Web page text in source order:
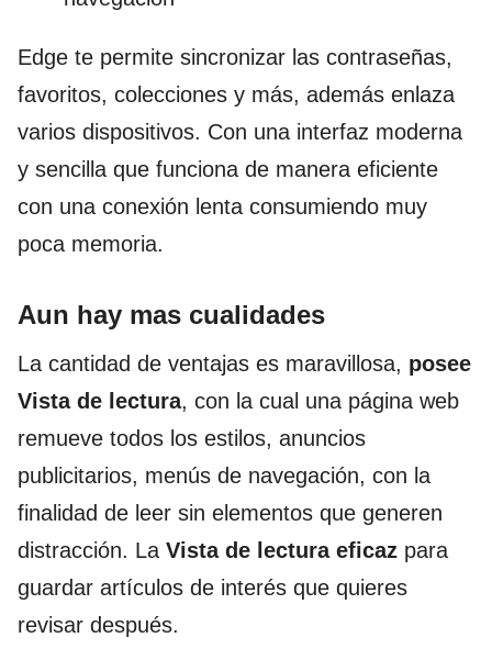
Edge te permite sincronizar las contraseñas,
favoritos, colecciones y más, además enlaza
varios dispositivos. Con una interfaz moderna
y sencilla que funciona de manera eficiente
con una conexión lenta consumiendo muy
poca memoria.
Aun hay mas cualidades
La cantidad de ventajas es maravillosa, posee
Vista de lectura, con la cual una página web
remueve todos los estilos, anuncios
publicitarios, menús de navegación, con la
finalidad de leer sin elementos que generen
distracción. La Vista de lectura eficaz para
guardar artículos de interés que quieres
revisar después.